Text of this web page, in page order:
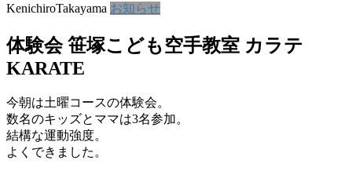
KenichiroTakayama お知らせ
体験会 笹塚こども空手教室 カラテ
KARATE
今朝は土曜コースの体験会。
数名のキッズとママは3名参加。
結構な運動強度。
よくできました。